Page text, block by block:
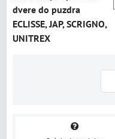
dvere do puzdra
ECLISSE, JAP, SCRIGNO,
UNITREX